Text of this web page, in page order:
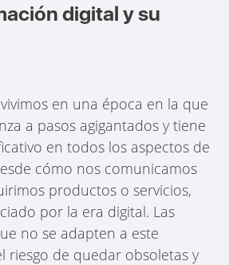
digital y su
en una época en la que
a pasos agigantados y tiene
en todos los aspectos de
cómo nos comunicamos
productos o servicios,
por la era digital. Las
no se adapten a este
riesgo de quedar obsoletas y